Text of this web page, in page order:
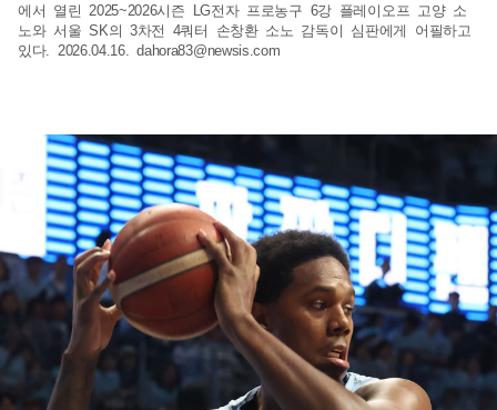
에서 열린 2025~2026시즌 LG전자 프로농구 6강 플레이오프 고양 소
노와 서울 SK의 3차전 4쿼터 손창환 소노 감독이 심판에게 어필하고
있다. 2026.04.16.dahora83@newsis.com